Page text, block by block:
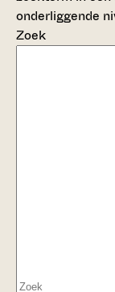
onderliggende
Zoek